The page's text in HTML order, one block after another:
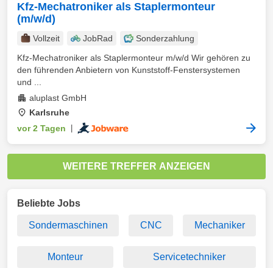
Kfz-Mechatroniker als Staplermonteur
(m/w/d)
Vollzeit JobRad
Sonderzahlung
Kfz-Mechatroniker als Staplermonteur m/w/d Wir gehören zu
den führenden Anbietern von Kunststoff-Fenstersystemen
und ...
aluplast GmbH
Karlsruhe
vor 2 Tagen
WEITERE TREFFER ANZEIGEN
Beliebte Jobs
Sondermaschinen CNC Mechaniker
Monteur Servicetechniker